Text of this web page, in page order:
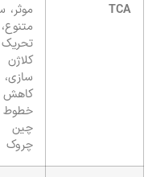
موثر، سریع،
متنوع،
تحریک
کاهش
خطوط و
چین و